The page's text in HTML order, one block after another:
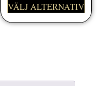
VÄLJ ALTERNATIV